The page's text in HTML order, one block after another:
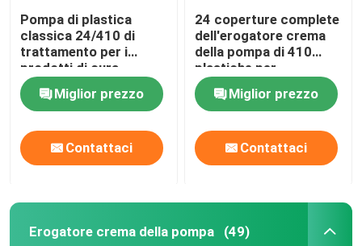
Pompa di plastica
classica 24/410 di
trattamento per i
prodotti di cura
personale
Miglior prezzo
Contattaci
24 coperture complete
dell'erogatore crema
della pompa di 410
plastiche per
l'imballaggio
cosmeticoMiglior prezzo
Contattaci
Erogatore crema della pompa (49)